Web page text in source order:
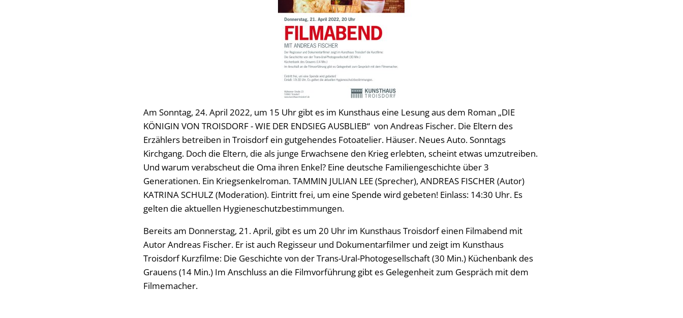
Am Sonntag, 24. April 2022, um 15 Uhr gibt es im Kunsthaus eine Lesung aus dem Roman „DIE
KÖNIGIN VON TROISDORF - WIE DER ENDSIEG AUSBLIEB“ von Andreas Fischer. Die Eltern des
Erzählers betreiben in Troisdorf ein gutgehendes Fotoatelier. Häuser. Neues Auto. Sonntags
Kirchgang. Doch die Eltern, die als junge Erwachsene den Krieg erlebten, scheint etwas umzutreiben.
Und warum verabscheut die Oma ihren Enkel? Eine deutsche Familiengeschichte über 3
Generationen. Ein Kriegsenkelroman. TAMMIN JULIAN LEE (Sprecher), ANDREAS FISCHER (Autor)
KATRINA SCHULZ (Moderation). Eintritt frei, um eine Spende wird gebeten! Einlass: 14:30 Uhr. Es
gelten die aktuellen Hygieneschutzbestimmungen.
Bereits am Donnerstag, 21. April, gibt es um 20 Uhr im Kunsthaus Troisdorf einen Filmabend mit
Autor Andreas Fischer. Er ist auch Regisseur und Dokumentarfilmer und zeigt im Kunsthaus
Troisdorf Kurzfilme: Die Geschichte von der Trans-Ural-Photogesellschaft (30 Min.) Küchenbank des
Grauens (14 Min.) Im Anschluss an die Filmvorführung gibt es Gelegenheit zum Gespräch mit dem
Filmemacher.